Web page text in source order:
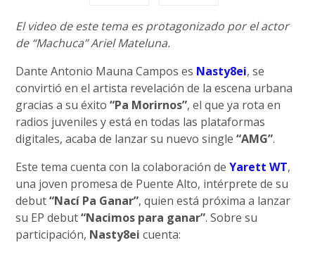
El video de este tema es protagonizado por el actor
de “Machuca” Ariel Mateluna.
Dante Antonio Mauna Campos es Nasty8ei, se
convirtió en el artista revelación de la escena urbana
gracias a su éxito“Pa Morirnos”, el que ya rota en
radios juveniles y está en todas las plataformas
digitales, acaba de lanzar su nuevo single“AMG”.
Este tema cuenta con la colaboración deYarett WT,
una joven promesa de Puente Alto, intérprete de su
debut“Nací Pa Ganar”, quien está próxima a lanzar
su EP debut“Nacimos para ganar”. Sobre su
participación, Nasty8ei cuenta: